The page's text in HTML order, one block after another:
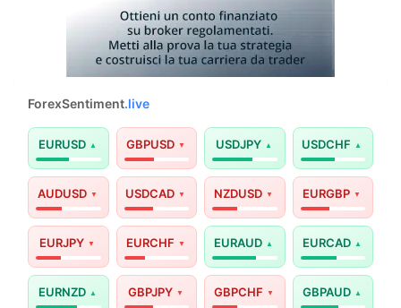
ForexSentiment.live
EURUSD GBPUSD USDJPY USDCHF
AUDUSD USDCAD NZDUSD EURGBP
EURJPY EURCHF EURAUD EURCAD
EURNZD GBPJPY GBPCHF GBPAUD